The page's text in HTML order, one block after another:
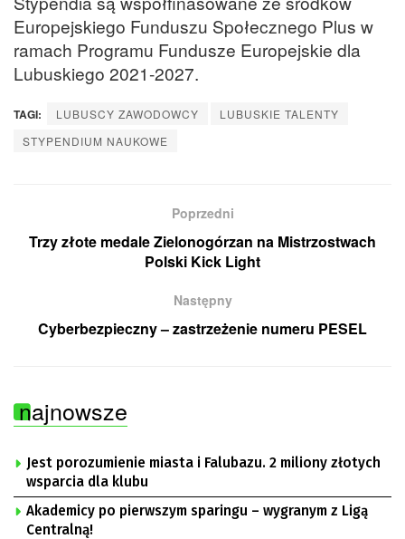
Europejskiego Funduszu Społecznego Plus w
ramach Programu Fundusze Europejskie dla
Lubuskiego 2021-2027.
TAGI: LUBUSCY ZAWODOWCY
LUBUSKIE TALENTY
STYPENDIUM NAUKOWE
Poprzedni
Trzy złote medale Zielonogórzan na Mistrzostwach
Polski Kick Light
Następny
Cyberbezpieczny – zastrzeżenie numeru PESEL
najnowsze
Jest porozumienie miasta i Falubazu. 2 miliony złotych
wsparcia dla klubu
Akademicy po pierwszym sparingu – wygranym z Ligą
Centralną!